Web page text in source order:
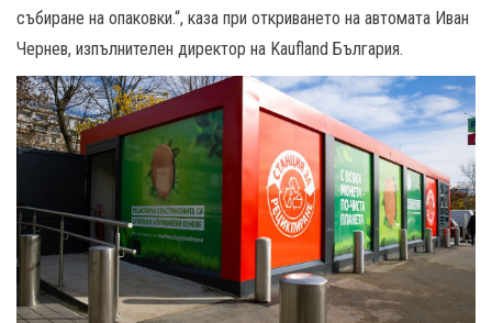
събиране на опаковки.“, каза при откриването на автомата Иван
Чернев, изпълнителен директор на Kaufland България.